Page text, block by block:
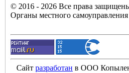
© 2016 - 2026 Все права
Органы местного
Сайт разработан в ООО